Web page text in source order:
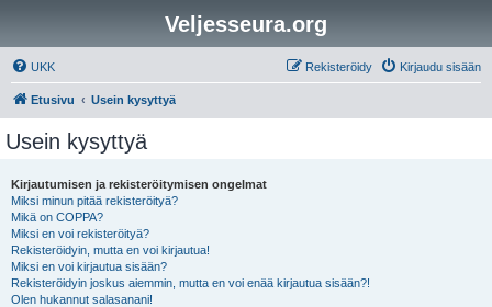
Veljesseura.org
UKK Kirjaudu sisään
Rekisteröidy
Etusivu Usein kysyttyä
Usein kysyttyä
Kirjautumisen ja rekisteröitymisen ongelmat
Miksi minun pitää rekisteröityä?
Mikä on COPPA?
Miksi en voi rekisteröityä?
Rekisteröidyin, mutta en voi kirjautua!
Miksi en voi kirjautua sisään?
Rekisteröidyin joskus aiemmin, mutta en voi enää kirjautua sisään?!
Olen hukannut salasanani!